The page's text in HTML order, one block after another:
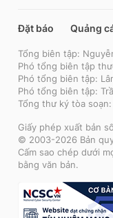
Đặt báo Quảng
Tổng biên tập:
Phó tổng biên tập
Phó tổng biên tập:
Phó tổng biên tập:
Tổng thư ký tòa
Giấy phép xuất bản
© 2003-2026 Bản
Cấm sao chép dưới
bằng văn bản.